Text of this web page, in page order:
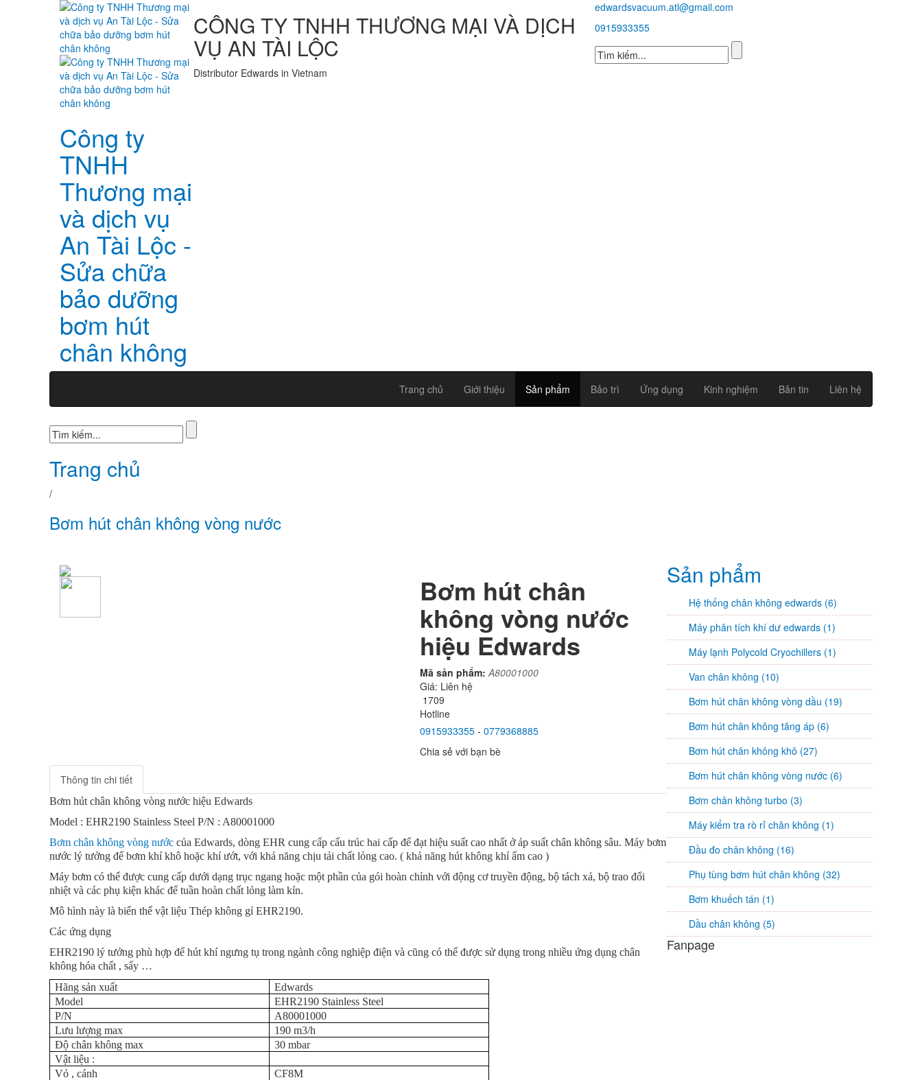
Công ty
TNHH
Thương mại
và dịch vụ
An Tài Lộc -
Sửa chữa
bảo dưỡng
bơm hút
chân không
CÔNG TY TNHH THƯƠNG MẠI VÀ DỊCH
VỤ AN TÀI LỘC
Distributor Edwards in Vietnam
edwardsvacuum.atl@gmail.com
0915933355
Trang chủ Giới thiệu Sản phẩm Bảo trì Ứng dụng Kinh nghiệm Bản tin Liên hệ
Trang chủ
/
Bơm hút chân không vòng nước
Bơm hút chân
không vòng nước
hiệu Edwards
Mã sản phẩm:A80001000
Giá: Liên hệ
1709
Hotline
0915933355 - 0779368885
Chia sẻ với bạn bè
Thông tin chi tiết
Bơm hút chân không vòng nước hiệu Edwards
Model : EHR2190 Stainless Steel P/N : A80001000
Bơm chân không vòng nước của Edwards, dòng EHR cung cấp cấu trúc hai cấp để đạt hiệu suất cao nhất ở áp suất chân không sâu. Máy bơm
nước lý tưởng để bơm khí khô hoặc khí ướt, với khả năng chịu tải chất lỏng cao. ( khả năng hút không khí ẩm cao )
Máy bơm có thể được cung cấp dưới dạng trục ngang hoặc một phần của gói hoàn chỉnh với động cơ truyền động, bộ tách xả, bộ trao đổi
nhiệt và các phụ kiện khác để tuần hoàn chất lỏng làm kín.
Mô hình này là biến thể vật liệu Thép không gỉ EHR2190.
Các ứng dụng
EHR2190 lý tưởng phù hợp để hút khí ngưng tụ trong ngành công nghiệp điện và cũng có thể được sử dụng trong nhiều ứng dụng chân
không hóa chất , sấy …
Hãng sản xuất
Edwards
Model
EHR2190 Stainless Steel
P/N
A80001000
Lưu lượng max
190 m3/h
Độ chân không max
30 mbar
Vật liệu :
Vỏ , cánh
CF8M
Sản phẩm
Hệ thống chân không edwards (6)
Máy phân tích khí dư edwards (1)
Máy lạnh Polycold Cryochillers (1)
Van chân không (10)
Bơm hút chân không vòng dầu (19)
Bơm hút chân không tăng áp (6)
Bơm hút chân không khô (27)
Bơm hút chân không vòng nước (6)
Bơm chân không turbo (3)
Máy kiểm tra rò rỉ chân không (1)
Đầu đo chân không (16)
Phụ tùng bơm hút chân không (32)
Bơm khuếch tán (1)
Dầu chân không (5)
Fanpage